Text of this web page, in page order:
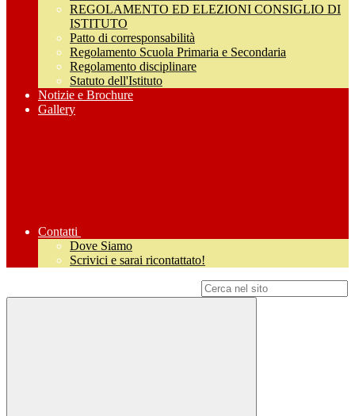
REGOLAMENTO ED ELEZIONI CONSIGLIO DI
ISTITUTO
Patto di corresponsabilità
Regolamento Scuola Primaria e Secondaria
Regolamento disciplinare
Statuto dell'Istituto
Notizie e Brochure
Gallery
Contatti
Dove Siamo
Scrivici e sarai ricontattato!